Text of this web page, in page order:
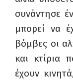
συνάντησε
μπορεί να
βόμβες οι
και κτίρια
έχουν